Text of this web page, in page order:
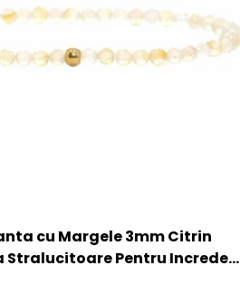
cu Margele 3mm Citrin
Stralucitoare Pentru Incredere